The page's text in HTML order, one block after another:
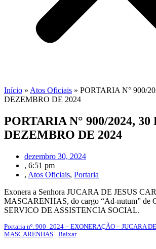
Início » Atos Oficiais » PORTARIA N° 900/
DEZEMBRO DE 2024
PORTARIA N° 900/2024, 30
DEZEMBRO DE 2024
dezembro 30, 2024
, 6:51 pm
, Atos Oficiais, Portaria
Exonera a Senhora JUCARA DE JESUS
MASCARENHAS, do cargo “Ad-nutum” de
SERVICO DE ASSISTENCIA SOCIAL.
Portaria nº. 900_2024 – EXONERAÇÃO – JUCARA
MASCARENHAS
Baixar